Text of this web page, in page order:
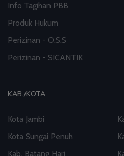
Info Tagihan PBB
Produk Hukum
Perizinan - O.S.S
Perizinan - SICANTIK
KAB./KOTA
Kota Jambi
Kota Sungai Penuh
Kab. Batang Hari